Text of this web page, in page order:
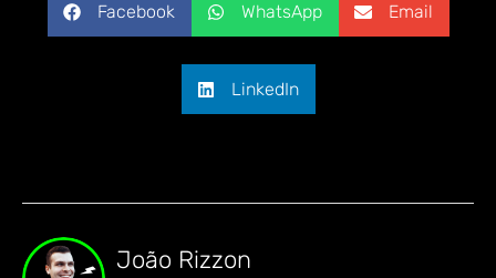
Facebook WhatsApp Email
LinkedIn
João Rizzon